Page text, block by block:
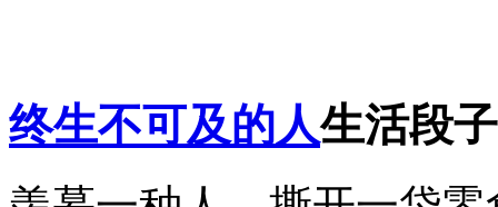
终生不可及的人生活段子